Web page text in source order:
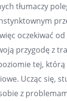
tłumaczy
oczekiwać
przygodę z
tej,
Ucząc się,
z